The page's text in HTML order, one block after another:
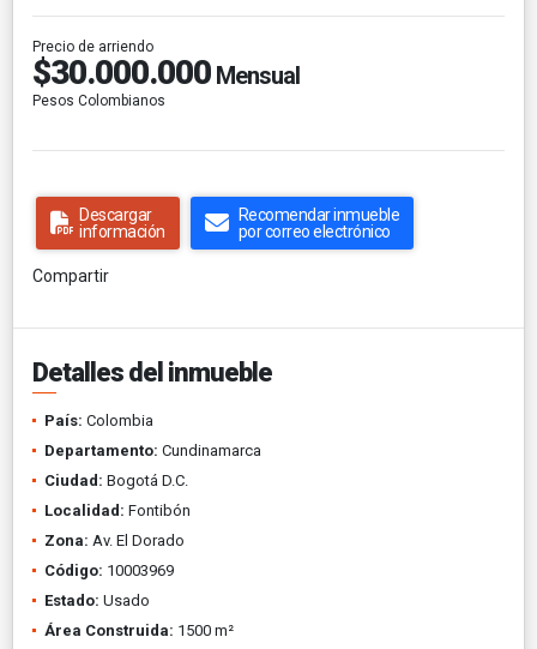
Precio de arriendo
$30.000.000 Mensual
Pesos Colombianos
Descargar
información
Recomendar inmueble
por correo electrónico
Compartir
Detalles del inmueble
País: Colombia
Departamento: Cundinamarca
Ciudad: Bogotá D.C.
Localidad: Fontibón
Zona: Av. El Dorado
Código: 10003969
Estado: Usado
Área Construida: 1500 m²